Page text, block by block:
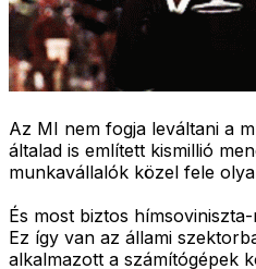
Az MI nem fogja leváltani a
általad is említett kismillió
munkavállalók közel fele
És most biztos
Ez így van az állami
alkalmazott a számítógépek